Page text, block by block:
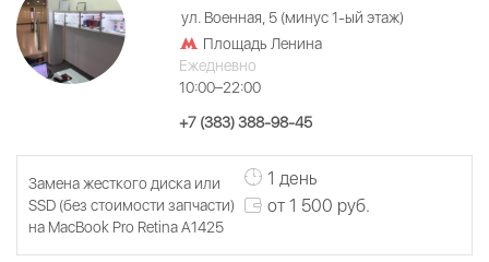
ул. Военная, 5 (минус 1-ый этаж)
Площадь Ленина
Ежедневно
10:00–22:00
+7 (383) 388-98-45
Замена жесткого диска или
SSD (без стоимости запчасти)
на MacBook Pro Retina A1425
1 день
от 1 500 руб.